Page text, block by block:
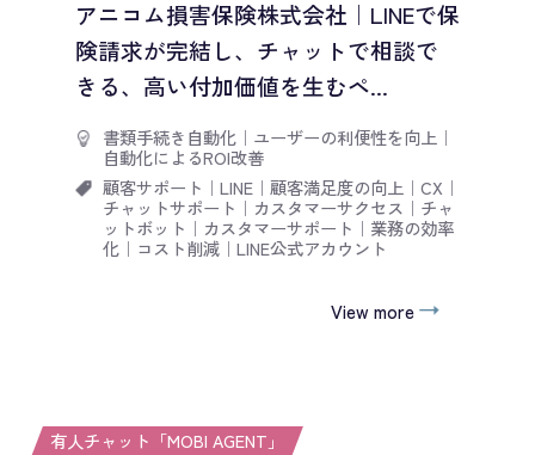
アニコム損害保険株式会社｜LINEで保
険請求が完結し、チャットで相談で
きる、高い付加価値を生むペ...
書類手続き自動化｜ ユーザーの利便性を向上 ｜
自動化によるROI改善
顧客サポート ｜ LINE｜ 顧客満足度の向上 ｜ CX ｜
チャットサポート ｜ カスタマーサクセス ｜ チャ
ットボット ｜ カスタマーサポート ｜ 業務の効率
化｜ コスト削減｜ LINE公式アカウント
View more
有人チャット「MOBI AGENT」